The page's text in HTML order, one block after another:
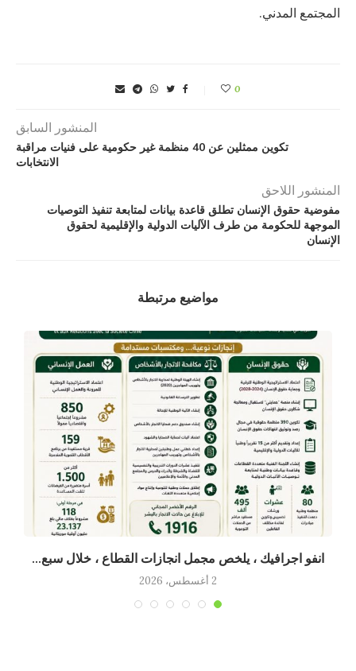
المجتمع المدني.
0
المنشور السابق
تكوين ممثلين عن 40 منظمة غير حكومية على فنيات مراقبة
الانتخابات
المنشور اللاحق
مفوضية حقوق الإنسان تطلق قاعدة بيانات لمتابعة تنفيذ التوصيات
الموجهة للحكومة من طرف الآليات الدولية والإقليمية لحقوق
الإنسان
مواضيع مرتبطة
انفو اجرافيك ، يلخص مجمل انجازات القطاع ، خلال سبع...
2 أغسطس، 2026